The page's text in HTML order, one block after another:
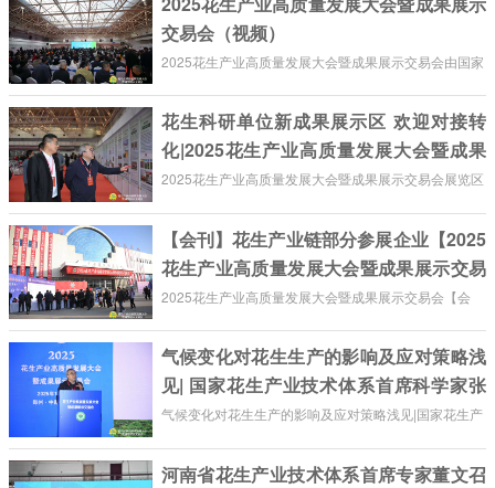
千余人参加了本次花生行业盛会。
交易会（视频）
2025花生产业高质量发展大会暨成果展示交易会由国家
技术体系共同主办。花生产业链相关单位与个人共计七
千余人参加了本次花生行业盛会。
花生科研单位新成果展示区 欢迎对接转
化|2025花生产业高质量发展大会暨成果
展示交易会
2025花生产业高质量发展大会暨成果展示交易会展览区
转化，共同推动花生产业更好发展。
【会刊】花生产业链部分参展企业【2025
花生产业高质量发展大会暨成果展示交易
会】
2025花生产业高质量发展大会暨成果展示交易会【会
气候变化对花生生产的影响及应对策略浅
见| 国家花生产业技术体系首席科学家张
新友院士|花生产业高质量发展大会暨成果
展示交易会
气候变化对花生生产的影响及应对策略浅见|国家花生产
量发展大会暨成果展示交易会。
河南省花生产业技术体系首席专家董文召